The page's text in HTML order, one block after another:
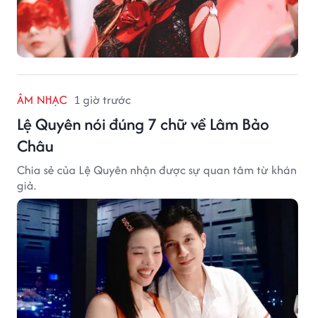
ÂM NHẠC 1 giờ trước
Lệ Quyên nói đúng 7 chữ về Lâm Bảo
Châu
Chia sẻ của Lệ Quyên nhận được sự quan tâm từ khán
giả.